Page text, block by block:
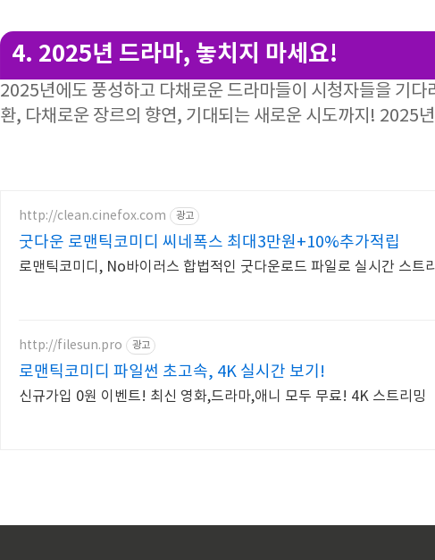
4. 2025년 드라마, 놓치지 마세요!
2025년에도 풍성하고 다채로운 드라마들이 시청자들을 기다
환, 다채로운 장르의 향연, 기대되는 새로운 시도까지! 2025
http://clean.cinefox.com 광고
굿다운 로맨틱코미디 씨네폭스 최대3만원+10%추가적립
로맨틱코미디, No바이러스 합법적인 굿다운로드 파일로 실시간 스트
http://filesun.pro 광고
로맨틱코미디 파일썬 초고속, 4K 실시간 보기!
신규가입 0원 이벤트! 최신 영화,드라마,애니 모두 무료! 4K 스트리밍